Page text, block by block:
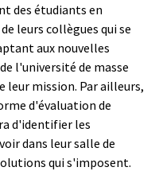
des étudiants en
leurs collègues qui se
aux nouvelles
l'université de masse
leur mission. Par ailleurs,
d'évaluation de
d'identifier les
dans leur salle de
qui s'imposent.